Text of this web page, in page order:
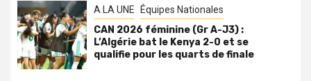
A LA UNE Équipes Nationales
CAN 2026 féminine (Gr A-J3) :
L’Algérie bat le Kenya 2-0 et se
qualifie pour les quarts de finale